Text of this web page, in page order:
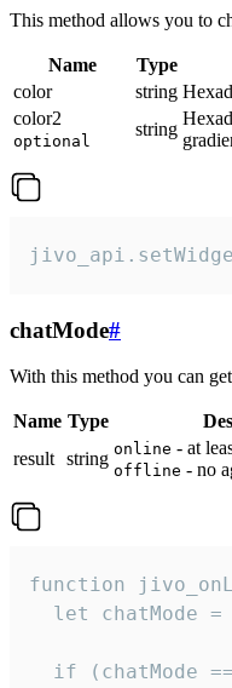
This method allows you to
Name Type
color
string
color2
optional
string
chatMode#
With this method you can
Name Type
result string online - at
offline - no
function
let chatMode =
if (chatMode